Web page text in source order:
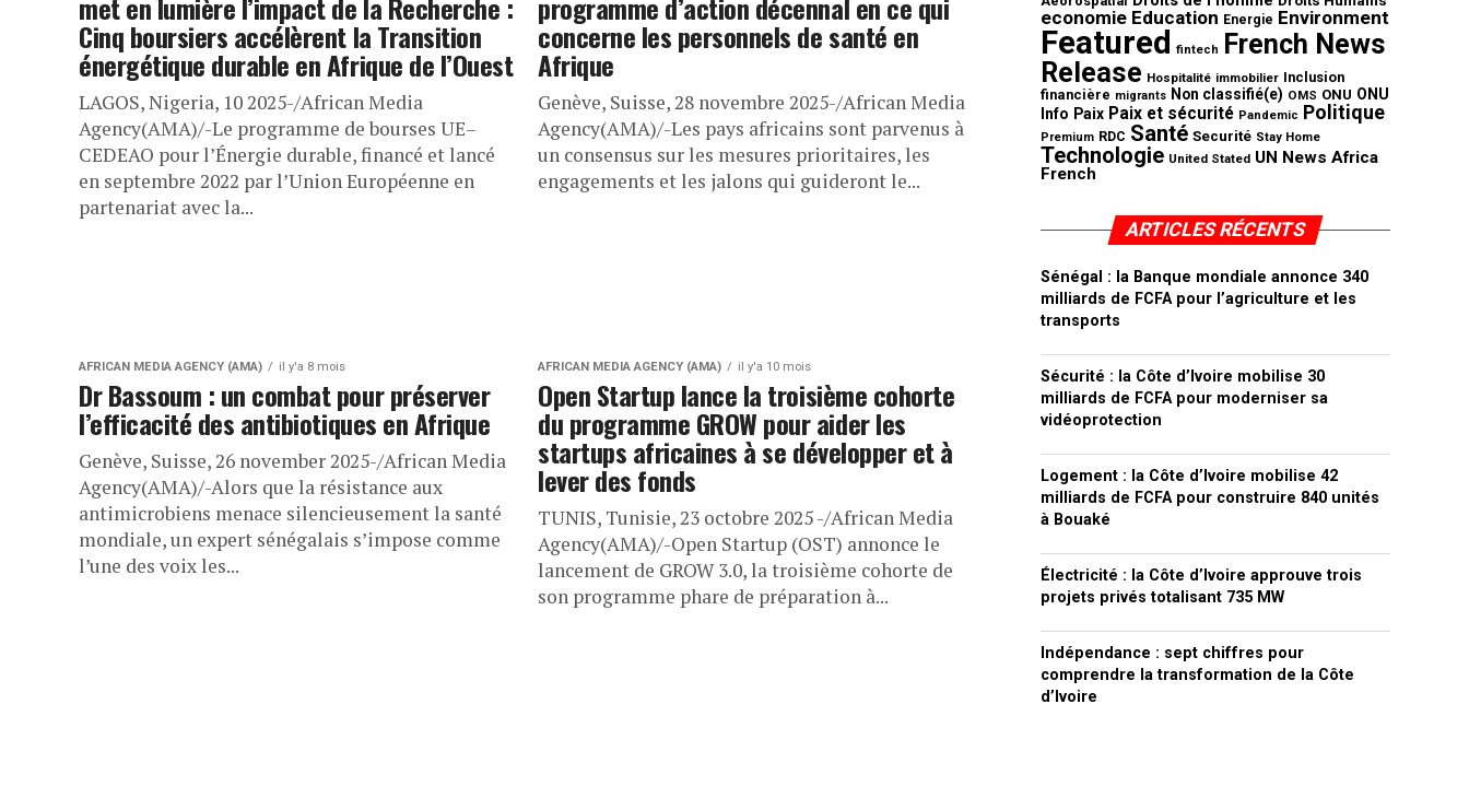
Cinq boursiers accélèrent la Transition
énergétique durable en Afrique de l’Ouest
LAGOS, Nigeria, 10 2025-/African Media
Agency(AMA)/-Le programme de bourses UE–
CEDEAO pour l’Énergie durable, financé et lancé
en septembre 2022 par l’Union Européenne en
partenariat avec la...
concerne les personnels de santé en
Afrique
Genève, Suisse, 28 novembre 2025-/African Media
Agency(AMA)/-Les pays africains sont parvenus à
un consensus sur les mesures prioritaires, les
engagements et les jalons qui guideront le...
AFRICAN MEDIA AGENCY (AMA) il y'a 8 mois
Dr Bassoum : un combat pour préserver
l’efficacité des antibiotiques en Afrique
Genève, Suisse, 26 november 2025-/African Media
Agency(AMA)/-Alors que la résistance aux
antimicrobiens menace silencieusement la santé
mondiale, un expert sénégalais s’impose comme
l’une des voix les...
AFRICAN MEDIA AGENCY (AMA) il y'a 10 mois
Open Startup lance la troisième cohorte
du programme GROW pour aider les
startups africaines à se développer et à
lever des fonds
TUNIS, Tunisie, 23 octobre 2025 -/African Media
Agency(AMA)/-Open Startup (OST) annonce le
lancement de GROW 3.0, la troisième cohorte de
son programme phare de préparation à...
economie Education Energie Environment
Featured fintech
French News
Release Hospitalité immobilier Inclusion
financière migrants Non classifié(e) OMS ONU ONU
Info Paix Paix et sécurité Pandemic Politique
Premium RDC Santé Securité Stay Home
Technologie United Stated UN News Africa
French
ARTICLES RÉCENTS
Sénégal : la Banque mondiale annonce 340
milliards de FCFA pour l’agriculture et les
transports
Sécurité : la Côte d’Ivoire mobilise 30
milliards de FCFA pour moderniser sa
vidéoprotection
Logement : la Côte d’Ivoire mobilise 42
milliards de FCFA pour construire 840 unités
à Bouaké
Électricité : la Côte d’Ivoire approuve trois
projets privés totalisant 735 MW
Indépendance : sept chiffres pour
comprendre la transformation de la Côte
d’Ivoire